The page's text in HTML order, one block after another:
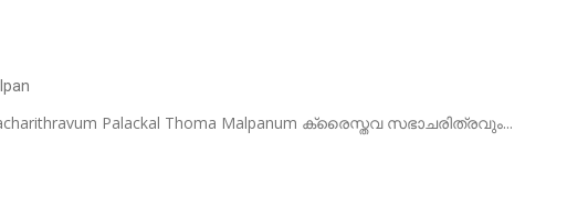
Palackal Thoma Malpanum ക്രൈസ്തവ സഭാചരിത്രവും...